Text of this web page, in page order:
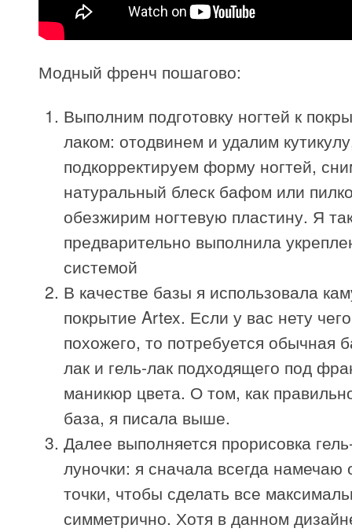
Модный френч пошагово:
Выполним подготовку ногтей к
лаком: отодвинем и удалим
подкорректируем форму ногтей,
натуральный блеск бафом или
обезжирим ногтевую пластину. Я
предварительно выполнила
системой
В качестве базы я использовала
покрытие Artex. Если у вас нету
похожего, то потребуется обычная
лак и гель-лак подходящего под
маникюр цвета. О том, как
база, я писала выше.
Далее выполняется прорисовка
луночки: я сначала всегда намечаю
точки, чтобы сделать все
симметрично. Хотя в данном